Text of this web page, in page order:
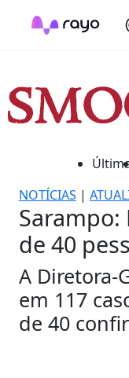
NOTÍCIAS |
Sarampo:
de 40
A Diretora-
em 117
de 40